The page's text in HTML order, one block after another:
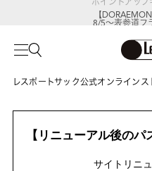
【
8/5～表参道フ
レスポートサック公式オンラインス
【リニューアル後のパ
サイトリニ